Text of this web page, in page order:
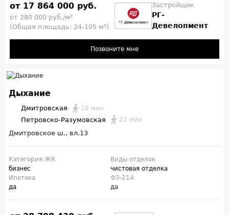
от 17 864 000 руб.
от 280 000 руб./м²
(Общая площадь: 24-105 м²)
Застройщик
РГ-
Девелопмент
Позвоните мне
Дыхание
Дмитровская 18 мин
Петровско-Разумовская 22 мин
Дмитровское ш., вл.13
Категория ЖК
бизнес
Виды отделок
чистовая отделка
Ипотека
да
ФЗ-214
да